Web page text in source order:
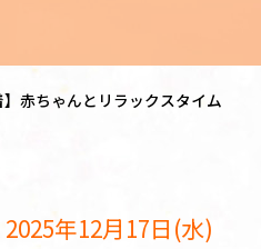
赤ちゃんとリラックスタイム
年12月17日(水)